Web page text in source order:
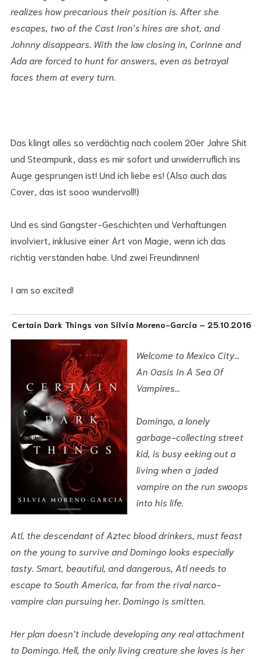
realizes how precarious their position is. After she
escapes, two of the Cast Iron’s hires are shot, and
Johnny disappears. With the law closing in, Corinne and
Ada are forced to hunt for answers, even as betrayal
faces them at every turn.
Das klingt alles so verdächtig nach coolem 20er Jahre Shit
und Steampunk, dass es mir sofort und unwiderruflich ins
Auge gesprungen ist! Und ich liebe es! (Also auch das
Cover, das ist sooo wundervoll!)
Und es sind Gangster-Geschichten und Verhaftungen
involviert, inklusive einer Art von Magie, wenn ich das
richtig verstanden habe. Und zwei Freundinnen!
I am so excited!
Certain Dark Things von Silvia Moreno-Garcia – 25.10.2016
Welcome to Mexico City…
An Oasis In A Sea Of
Vampires…
Domingo, a lonely
garbage-collecting street
kid, is busy eeking out a
living when a jaded
vampire on the run swoops
into his life.
Atl, the descendant of Aztec blood drinkers, must feast
on the young to survive and Domingo looks especially
tasty. Smart, beautiful, and dangerous, Atl needs to
escape to South America, far from the rival narco-
vampire clan pursuing her. Domingo is smitten.
Her plan doesn’t include developing any real attachment
to Domingo. Hell, the only living creature she loves is her